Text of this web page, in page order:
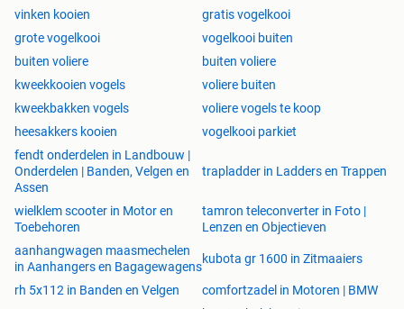
vinken kooien
gratis vogelkooi
grote vogelkooi
vogelkooi buiten
buiten voliere
buiten voliere
kweekkooien vogels
voliere buiten
kweekbakken vogels
voliere vogels te koop
heesakkers kooien
vogelkooi parkiet
fendt onderdelen in Landbouw |
Onderdelen | Banden, Velgen en
Assen
trapladder in Ladders en Trappen
wielklem scooter in Motor en
Toebehoren
tamron teleconverter in Foto |
Lenzen en Objectieven
aanhangwagen maasmechelen
in Aanhangers en Bagagewagens
kubota gr 1600 in Zitmaaiers
rh 5x112 in Banden en Velgen comfortzadel in Motoren | BMW